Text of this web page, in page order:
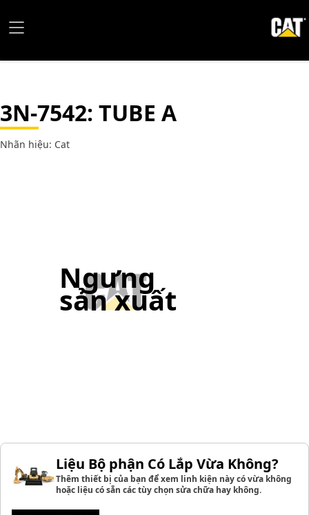
3N-7542: TUBE A
Nhãn hiệu: Cat
Ngưng
sản xuất
Liệu Bộ phận Có Lắp Vừa Không?
Thêm thiết bị của bạn để xem linh kiện này có vừa không
hoặc liệu có sẵn các tùy chọn sửa chữa hay không.